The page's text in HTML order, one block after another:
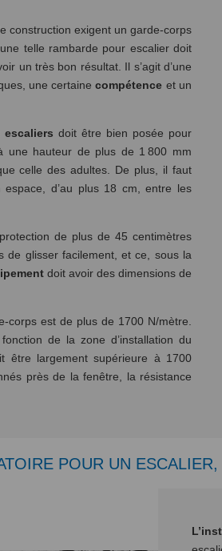
construction exigent un garde-corps
telle rambarde pour escalier doit
un très bon résultat. Il s’agit d’une
une certainecompétence et un
escaliers doit être bien posée pour
une hauteur de plus de 1 800 mm
celle des adultes. De plus, il faut
d’au plus 18 cm, entre les
de plus de 45 centimètres
de glisser facilement, et ce, sous la
doit avoir des dimensions de
corps est de plus de 1700 N/mètre.
de la zone d’installation du
être largement supérieure à 1700
près de la fenêtre, la résistance
POUR UN